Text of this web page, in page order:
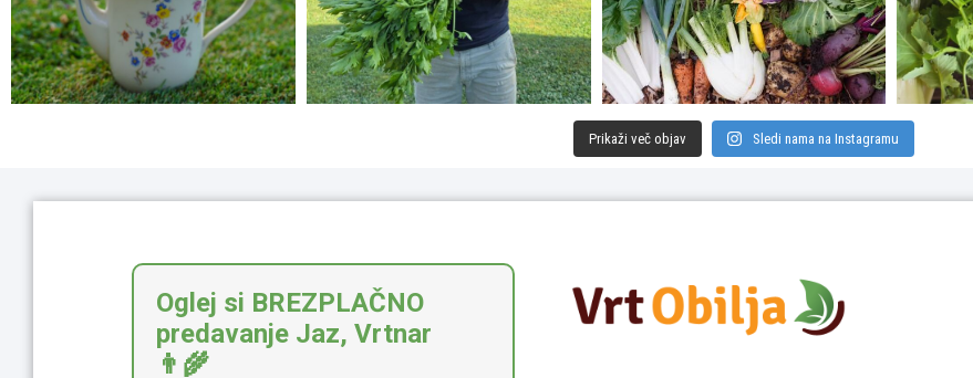
Prikaži več objav Sledi nama na Instagramu
Oglej si BREZPLAČNO
predavanje Jaz, Vrtnar
👨‍🌾